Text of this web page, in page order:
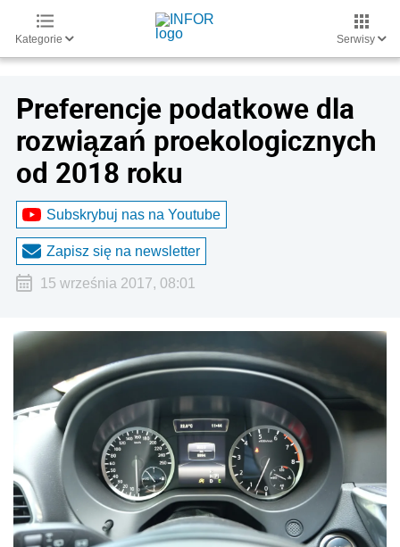
Kategorie Serwisy
Preferencje podatkowe dla
rozwiązań proekologicznych
od 2018 roku
Subskrybuj nas na Youtube
Zapisz się na newsletter
15 września 2017, 08:01